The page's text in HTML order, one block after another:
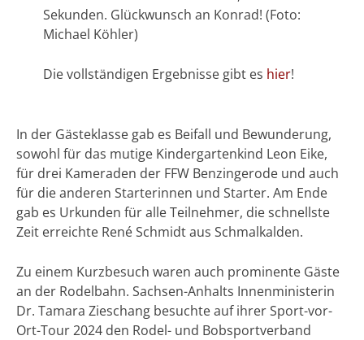
Sekunden. Glückwunsch an Konrad! (Foto:
Michael Köhler)
Die vollständigen Ergebnisse gibt es hier!
In der Gästeklasse gab es Beifall und Bewunderung,
sowohl für das mutige Kindergartenkind Leon Eike,
für drei Kameraden der FFW Benzingerode und auch
für die anderen Starterinnen und Starter. Am Ende
gab es Urkunden für alle Teilnehmer, die schnellste
Zeit erreichte René Schmidt aus Schmalkalden.
Zu einem Kurzbesuch waren auch prominente Gäste
an der Rodelbahn. Sachsen-Anhalts Innenministerin
Dr. Tamara Zieschang besuchte auf ihrer Sport-vor-
Ort-Tour 2024 den Rodel- und Bobsportverband